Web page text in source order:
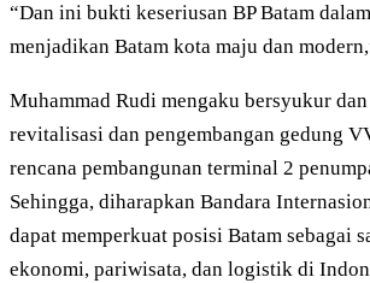
“Dan ini bukti keseriusan BP Batam
menjadikan Batam kota maju dan
Muhammad Rudi mengaku bersyukur
revitalisasi dan pengembangan gedung
rencana pembangunan terminal 2
Sehingga, diharapkan Bandara
dapat memperkuat posisi Batam sebagai
ekonomi, pariwisata, dan logistik di